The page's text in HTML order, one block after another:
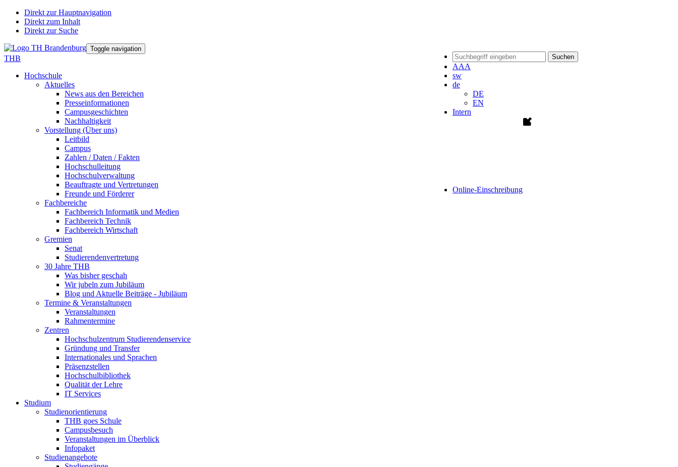
Direkt zur Hauptnavigation
Direkt zum Inhalt
Direkt zur Suche
Suchen
AAA
sw
de
DE
EN
Intern
Online-Einschreibung
Toggle navigation
THB
Hochschule
Aktuelles
News aus den Bereichen
Presseinformationen
Campusgeschichten
Nachhaltigkeit
Vorstellung (Über uns)
Leitbild
Campus
Zahlen / Daten / Fakten
Hochschulleitung
Hochschulverwaltung
Beauftragte und Vertretungen
Freunde und Förderer
Fachbereiche
Fachbereich Informatik und Medien
Fachbereich Technik
Fachbereich Wirtschaft
Gremien
Senat
Studierendenvertretung
30 Jahre THB
Was bisher geschah
Wir jubeln zum Jubiläum
Blog und Aktuelle Beiträge - Jubiläum
Termine & Veranstaltungen
Veranstaltungen
Rahmentermine
Zentren
Hochschulzentrum Studierendenservice
Gründung und Transfer
Internationales und Sprachen
Präsenzstellen
Hochschulbibliothek
Qualität der Lehre
IT Services
Studium
Studienorientierung
THB goes Schule
Campusbesuch
Veranstaltungen im Überblick
Infopaket
Studienangebote